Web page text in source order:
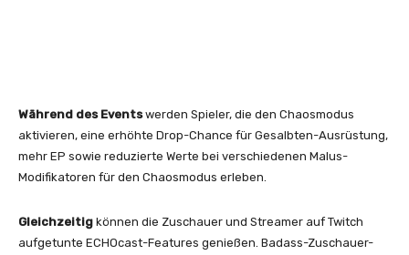
Während des Eventswerden Spieler, die den Chaosmodus
aktivieren, eine erhöhte Drop-Chance für Gesalbten-Ausrüstung,
mehr EP sowie reduzierte Werte bei verschiedenen Malus-
Modifikatoren für den Chaosmodus erleben.
Gleichzeitig können die Zuschauer und Streamer auf Twitch
aufgetunte ECHOcast-Features genießen. Badass-Zuschauer-